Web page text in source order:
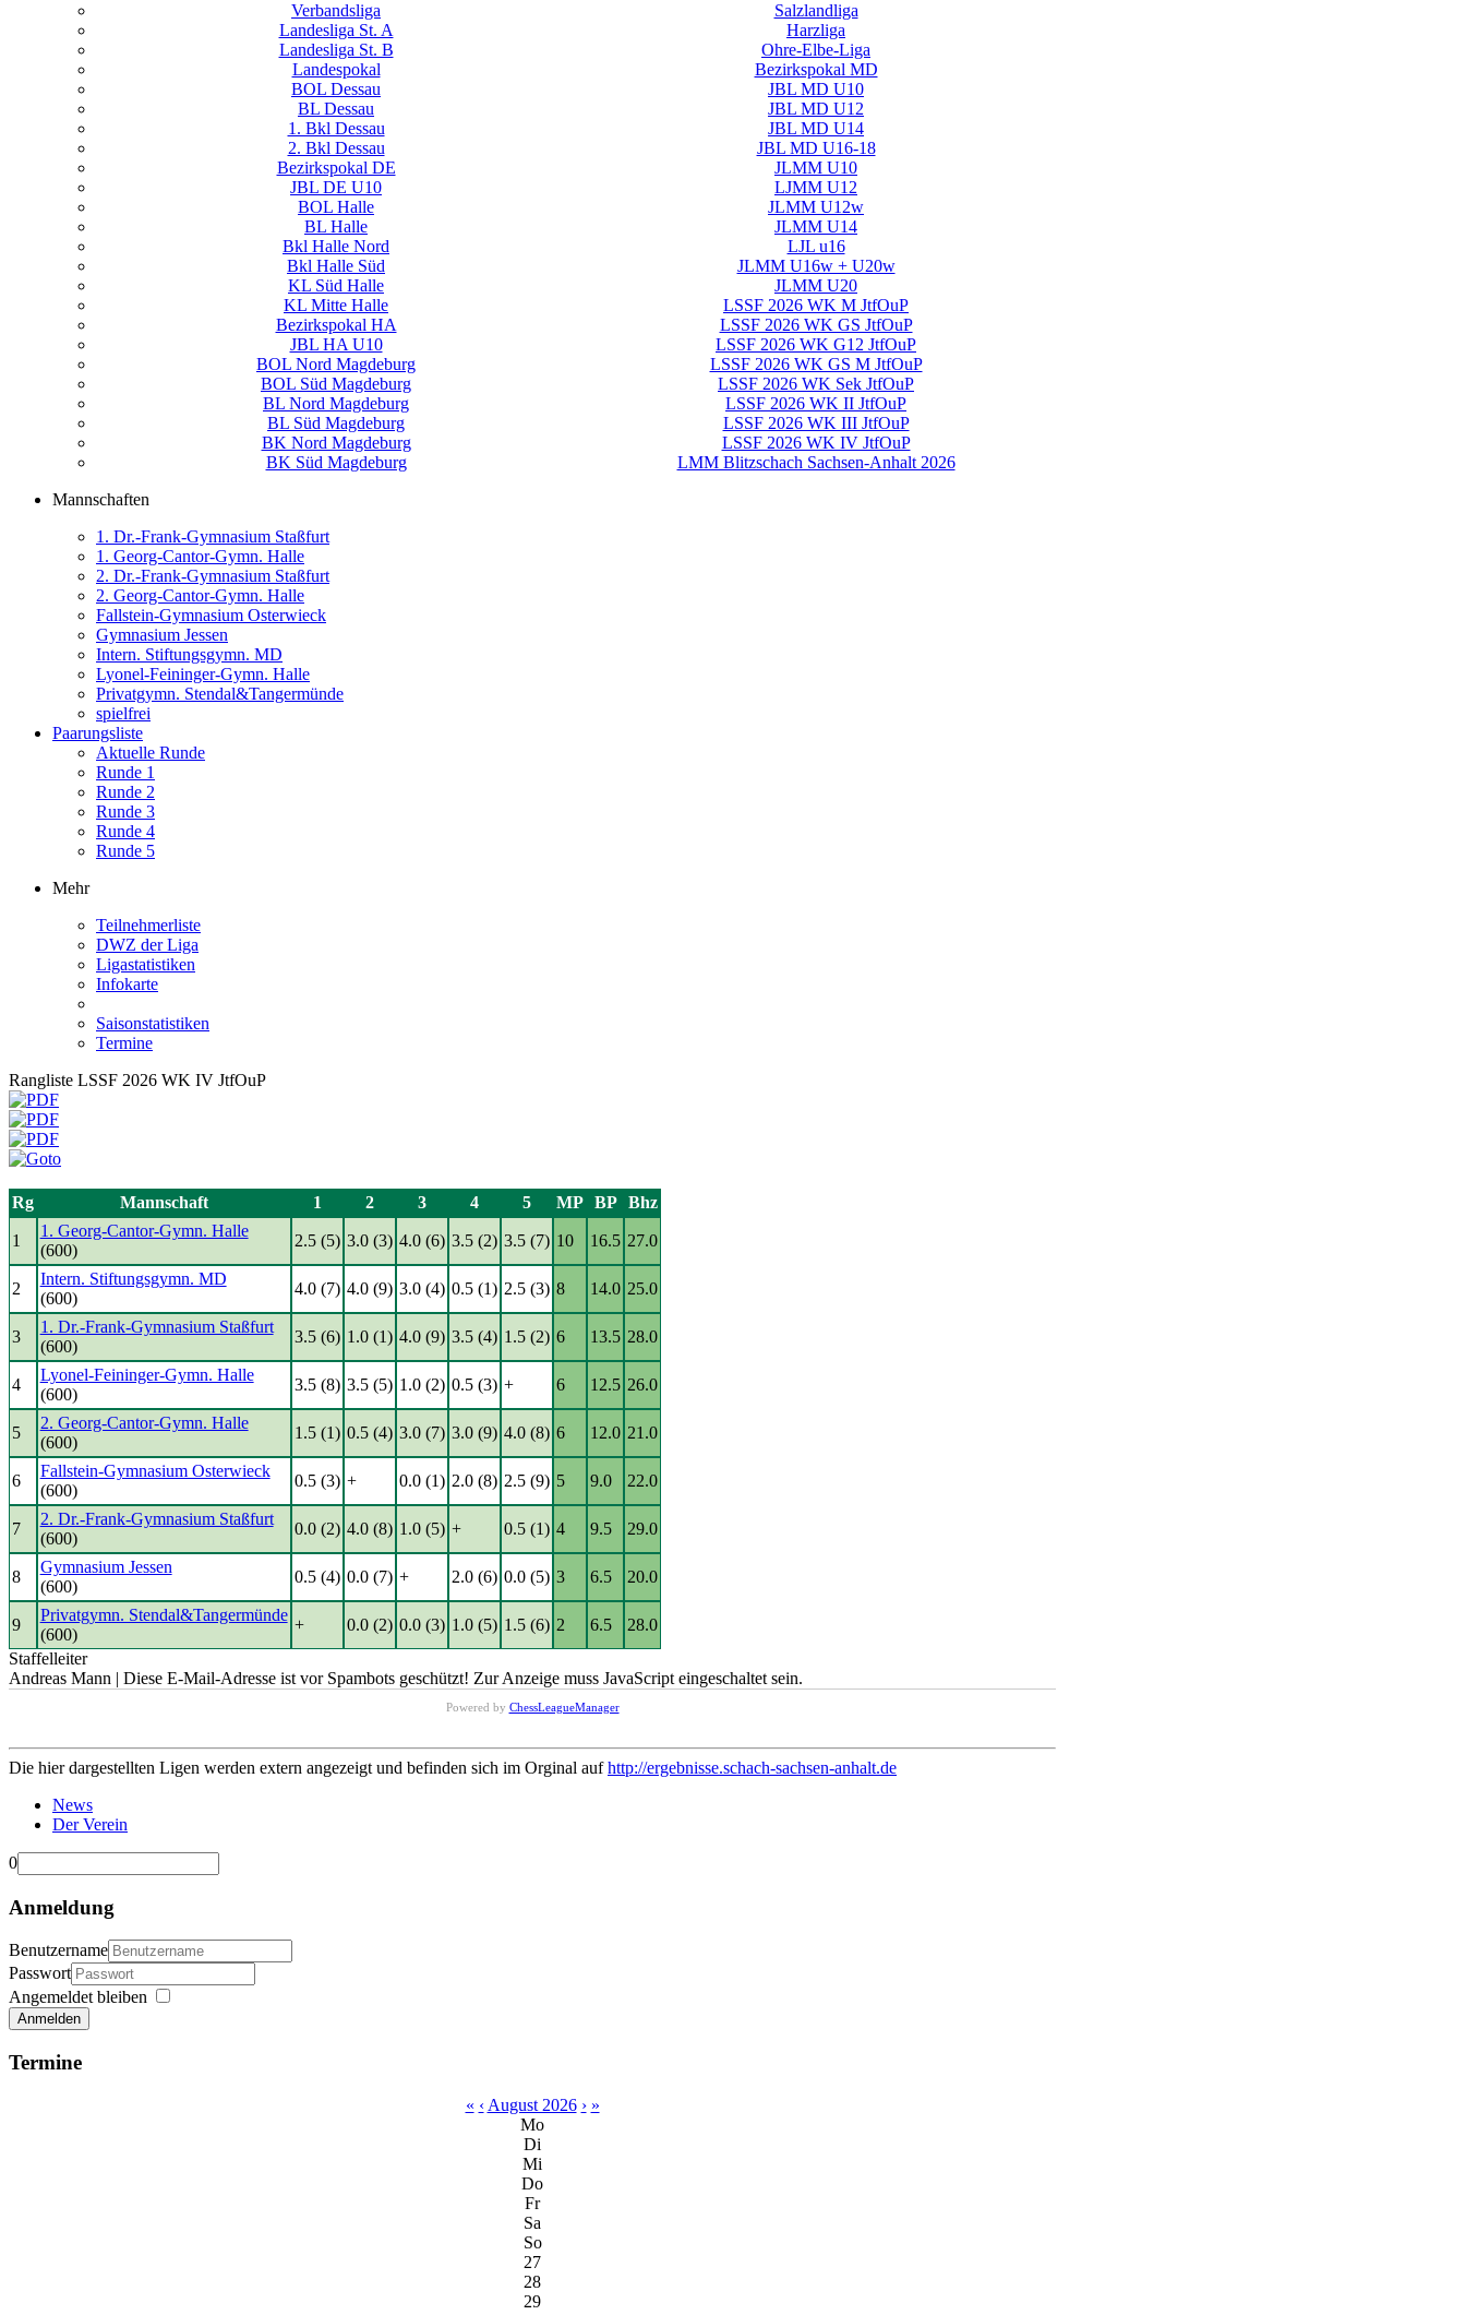
Verbandsliga
Salzlandliga
Landesliga St. A
Harzliga
Landesliga St. B
Ohre-Elbe-Liga
Landespokal
Bezirkspokal MD
BOL Dessau
JBL MD U10
BL Dessau
JBL MD U12
1. Bkl Dessau
JBL MD U14
2. Bkl Dessau
JBL MD U16-18
Bezirkspokal DE
JLMM U10
JBL DE U10
LJMM U12
BOL Halle
JLMM U12w
BL Halle
JLMM U14
Bkl Halle Nord
LJL u16
Bkl Halle Süd
JLMM U16w + U20w
KL Süd Halle
JLMM U20
KL Mitte Halle
LSSF 2026 WK M JtfOuP
Bezirkspokal HA
LSSF 2026 WK GS JtfOuP
JBL HA U10
LSSF 2026 WK G12 JtfOuP
BOL Nord Magdeburg
LSSF 2026 WK GS M JtfOuP
BOL Süd Magdeburg
LSSF 2026 WK Sek JtfOuP
BL Nord Magdeburg
LSSF 2026 WK II JtfOuP
BL Süd Magdeburg
LSSF 2026 WK III JtfOuP
BK Nord Magdeburg
LSSF 2026 WK IV JtfOuP
BK Süd Magdeburg
LMM Blitzschach Sachsen-Anhalt 2026
Mannschaften
1. Dr.-Frank-Gymnasium Staßfurt
1. Georg-Cantor-Gymn. Halle
2. Dr.-Frank-Gymnasium Staßfurt
2. Georg-Cantor-Gymn. Halle
Fallstein-Gymnasium Osterwieck
Gymnasium Jessen
Intern. Stiftungsgymn. MD
Lyonel-Feininger-Gymn. Halle
Privatgymn. Stendal&Tangermünde
spielfrei
Paarungsliste
Aktuelle Runde
Runde 1
Runde 2
Runde 3
Runde 4
Runde 5
Mehr
Teilnehmerliste
DWZ der Liga
Ligastatistiken
Infokarte
Saisonstatistiken
Termine
Rangliste LSSF 2026 WK IV JtfOuP
Rg Mannschaft 1 2 3 4 5 MP BP Bhz
1
1. Georg-Cantor-Gymn. Halle
(600)
2.5 (5) 3.0 (3) 4.0 (6) 3.5 (2) 3.5 (7) 10 16.5 27.0
2
Intern. Stiftungsgymn. MD
(600)
4.0 (7) 4.0 (9) 3.0 (4) 0.5 (1) 2.5 (3) 8 14.0 25.0
3
1. Dr.-Frank-Gymnasium Staßfurt
(600)
3.5 (6) 1.0 (1) 4.0 (9) 3.5 (4) 1.5 (2) 6 13.5 28.0
4
Lyonel-Feininger-Gymn. Halle
(600)
3.5 (8) 3.5 (5) 1.0 (2) 0.5 (3) + 6 12.5 26.0
5
2. Georg-Cantor-Gymn. Halle
(600)
1.5 (1) 0.5 (4) 3.0 (7) 3.0 (9) 4.0 (8) 6 12.0 21.0
6
Fallstein-Gymnasium Osterwieck
(600)
0.5 (3) + 0.0 (1) 2.0 (8) 2.5 (9) 5 9.0 22.0
7
2. Dr.-Frank-Gymnasium Staßfurt
(600)
0.0 (2) 4.0 (8) 1.0 (5) + 0.5 (1) 4 9.5 29.0
8
Gymnasium Jessen
(600)
0.5 (4) 0.0 (7) + 2.0 (6) 0.0 (5) 3 6.5 20.0
9
Privatgymn. Stendal&Tangermünde
(600)
+ 0.0 (2) 0.0 (3) 1.0 (5) 1.5 (6) 2 6.5
28.0
Staffelleiter
Andreas Mann | Diese E-Mail-Adresse ist vor Spambots geschützt! Zur Anzeige muss JavaScript eingeschaltet sein.
Powered by ChessLeagueManager
Die hier dargestellten Ligen werden extern angezeigt und befinden sich im Orginal aufhttp://ergebnisse.schach-sachsen-anhalt.de
News
Der Verein
0
Anmeldung
Benutzername
Passwort
Angemeldet bleiben
Anmelden
Termine
« ‹ August 2026 › »
Mo
Di
Mi
Do
Fr
Sa
So
27
28
29